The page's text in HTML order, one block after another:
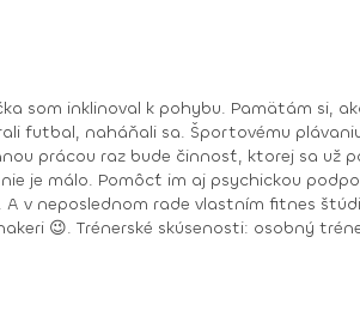
som inklinoval k pohybu. Pamätám si,
futbal, naháňali sa. Športovému
prácou raz bude činnosť, ktorej sa
je málo. Pomôcť im aj psychickou
v neposlednom rade vlastním fitnes
v r. 2009 –